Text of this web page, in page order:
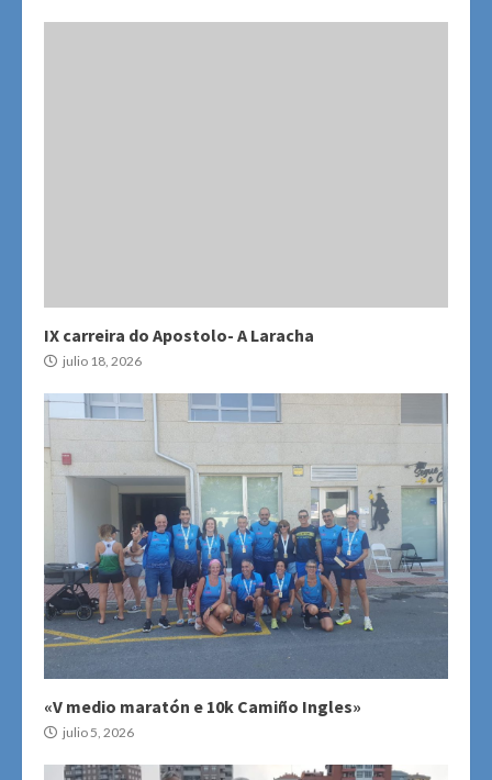
IX carreira do Apostolo- A Laracha
julio 18, 2026
«V medio maratón e 10k Camiño Ingles»
julio 5, 2026